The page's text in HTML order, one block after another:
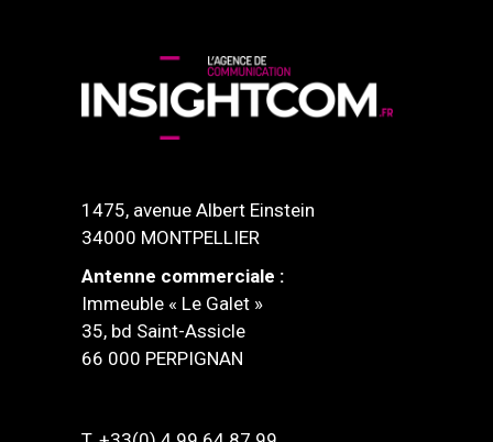
1475, avenue Albert Einstein
34000 MONTPELLIER
Antenne commerciale :
Immeuble « Le Galet »
35, bd Saint-Assicle
66 000 PERPIGNAN